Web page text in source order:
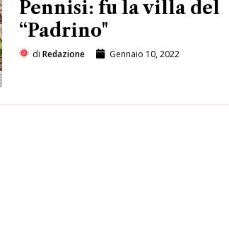
Pennisi: fu la villa del
“Padrino"
di Redazione Gennaio 10, 2022